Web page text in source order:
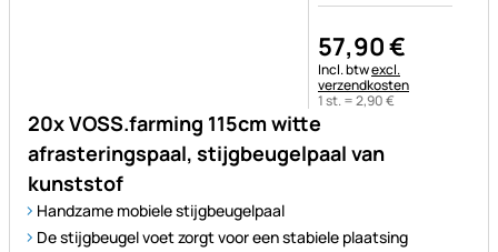
20x VOSS.farming 115cm witte
afrasteringspaal, stijgbeugelpaal van
kunststof
Handzame mobiele stijgbeugelpaal
De stijgbeugel voet zorgt voor een stabiele plaatsing
57,90€
Belastinginformatie:
Incl. btwexcl.
verzendkosten
1 st. =2,90€